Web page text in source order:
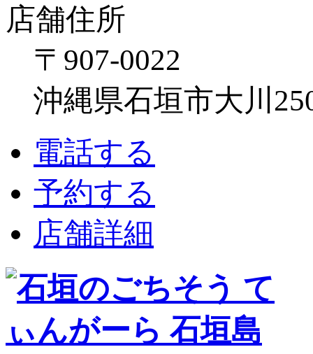
店舗住所
〒907-0022
沖縄県石垣市大川
電話する
予約する
店舗詳細